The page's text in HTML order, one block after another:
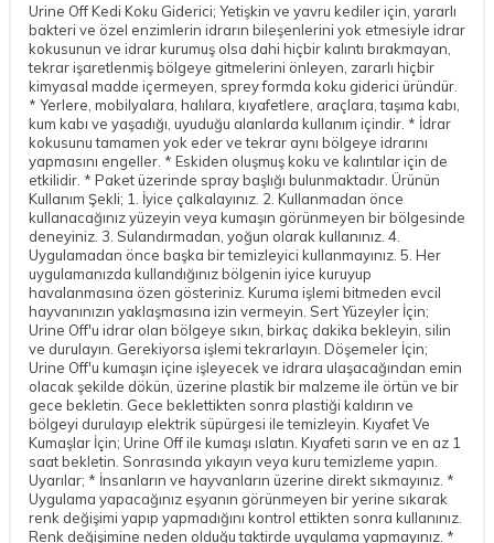
Urine Off Kedi Koku Giderici; Yetişkin ve yavru kediler için, yararlı
bakteri ve özel enzimlerin idrarın bileşenlerini yok etmesiyle idrar
kokusunun ve idrar kurumuş olsa dahi hiçbir kalıntı bırakmayan,
tekrar işaretlenmiş bölgeye gitmelerini önleyen, zararlı hiçbir
kimyasal madde içermeyen, sprey formda koku giderici üründür.
* Yerlere, mobilyalara, halılara, kıyafetlere, araçlara, taşıma kabı,
kum kabı ve yaşadığı, uyuduğu alanlarda kullanım içindir. * İdrar
kokusunu tamamen yok eder ve tekrar aynı bölgeye idrarını
yapmasını engeller. * Eskiden oluşmuş koku ve kalıntılar için de
etkilidir. * Paket üzerinde spray başlığı bulunmaktadır. Ürünün
Kullanım Şekli; 1. İyice çalkalayınız. 2. Kullanmadan önce
kullanacağınız yüzeyin veya kumaşın görünmeyen bir bölgesinde
deneyiniz. 3. Sulandırmadan, yoğun olarak kullanınız. 4.
Uygulamadan önce başka bir temizleyici kullanmayınız. 5. Her
uygulamanızda kullandığınız bölgenin iyice kuruyup
havalanmasına özen gösteriniz. Kuruma işlemi bitmeden evcil
hayvanınızın yaklaşmasına izin vermeyin. Sert Yüzeyler İçin;
Urine Off'u idrar olan bölgeye sıkın, birkaç dakika bekleyin, silin
ve durulayın. Gerekiyorsa işlemi tekrarlayın. Döşemeler İçin;
Urine Off'u kumaşın içine işleyecek ve idrara ulaşacağından emin
olacak şekilde dökün, üzerine plastik bir malzeme ile örtün ve bir
gece bekletin. Gece beklettikten sonra plastiği kaldırın ve
bölgeyi durulayıp elektrik süpürgesi ile temizleyin. Kıyafet Ve
Kumaşlar İçin; Urine Off ile kumaşı ıslatın. Kıyafeti sarın ve en az 1
saat bekletin. Sonrasında yıkayın veya kuru temizleme yapın.
Uyarılar; * İnsanların ve hayvanların üzerine direkt sıkmayınız. *
Uygulama yapacağınız eşyanın görünmeyen bir yerine sıkarak
renk değişimi yapıp yapmadığını kontrol ettikten sonra kullanınız.
Renk değişimine neden olduğu taktirde uygulama yapmayınız. *